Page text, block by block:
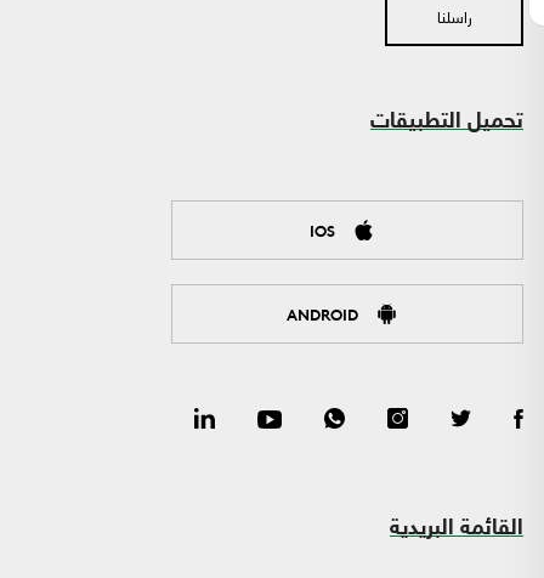
راسلنا
تحميل التطبيقات
IOS
ANDROID
القائمة البريدية